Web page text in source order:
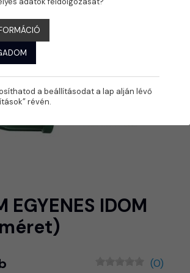
EGYENES IDOM
(0)
a beállításodat a lap alján lévő
révén.